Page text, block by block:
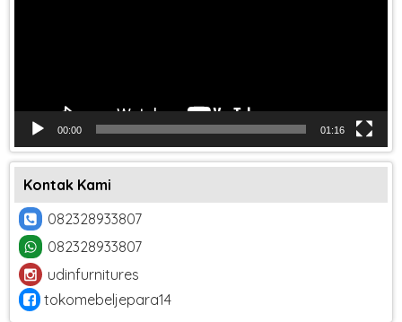
00:00 01:16
Kontak Kami
082328933807
082328933807
udinfurnitures
tokomebeljepara14